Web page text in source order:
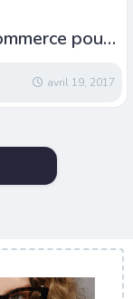
pour
avril 19, 2017